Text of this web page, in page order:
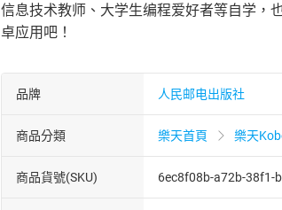
信息技术教师、大学生编程爱好者等自学，
卓应用吧！
品牌 人民邮电出版社
商品分類 樂天首頁 樂天
商品貨號(SKU) 6ec8f08b-a72b-38f1-